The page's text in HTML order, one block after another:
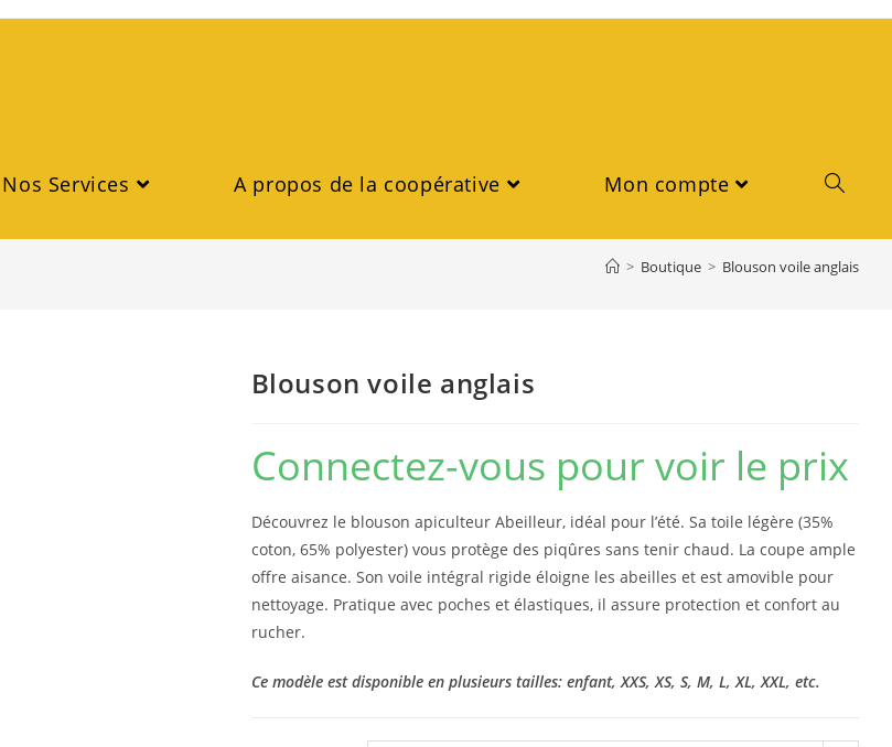
Nos Services A propos de la coopérative Mon compte
> Boutique > Blouson voile anglais
Blouson voile anglais
Connectez-vous pour voir le prix
Découvrez le blouson apiculteur Abeilleur, idéal pour l’été. Sa toile légère (35%
coton, 65% polyester) vous protège des piqûres sans tenir chaud. La coupe ample
offre aisance. Son voile intégral rigide éloigne les abeilles et est amovible pour
nettoyage. Pratique avec poches et élastiques, il assure protection et confort au
rucher.
Ce modèle est disponible en plusieurs tailles: enfant, XXS, XS, S, M, L, XL, XXL, etc.